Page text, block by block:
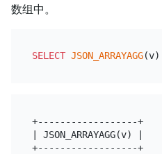
数组中。
SELECT JSON_ARRAYAGG(v)
+------------------+
| JSON_ARRAYAGG(v) |
+------------------+